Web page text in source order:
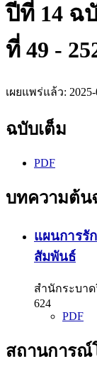
ปีที่ 14 ฉ
ที่​ 49 -
เผยแพร่แล้ว:
ฉบับเต็ม
PDF
บทความต้น
แผนการรั
สัมพันธ์
สำนักระบา
624
PDF
สถานการณ์